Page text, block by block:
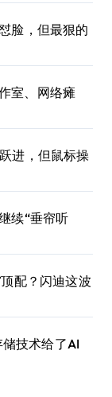
脸，但最狠的
室、网络瘫
进，但鼠标操
续“垂帘听
配？闪迪这波
技术给了AI